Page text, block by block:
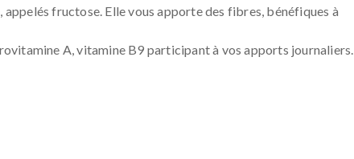
appelés fructose. Elle vous apporte des fibres, bénéfiques à
A, vitamine B9 participant à vos apports journaliers.